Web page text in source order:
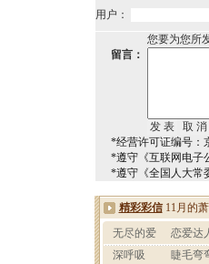
用户：
您要为您所
留言：
*经营许可证编号：
*遵守《互联网电子
*遵守《全国人大常